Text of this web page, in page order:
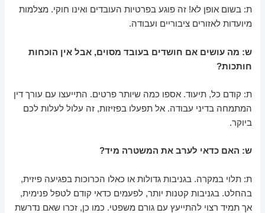
ת: בשום אופן לא! זה פוגע בפרטיות העובדים ואינו חוקי. מצלמות
מיועדות לאזורים ציבוריים ועבודה.
ש: מה עושים אם חושדים בעובד מסוים, אבל אין הוכחות
חותכות?
ת: קודם כל, תיעוד. אספו כמה שיותר פרטים. התייעצו עם עורך דין
המתמחה בדיני עבודה. אל תפעלו בפזיזות, זה עלול לעלות לכם
ביוקר.
ש: האם כדאי לערב את המשטרה מיד?
ת: תלוי במקרה. בגניבות גדולות או כאלו הכרוכות בפגיעה פיזית,
בהחלט. בגניבות קטנות יותר, לפעמים כדאי קודם לטפל פנימית,
אך תמיד רצוי להתייעץ עם גורם משפטי. כמו כן, זכרו שאם נדרשת